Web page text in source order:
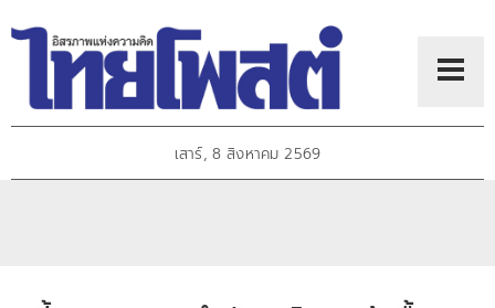
เสาร์, 8 สิงหาคม 2569